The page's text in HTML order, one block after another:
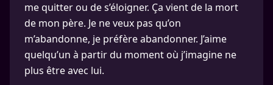
me quitter ou de s’éloigner. Ça vient de la mort
de mon père. Je ne veux pas qu’on
m’abandonne, je préfère abandonner. J’aime
quelqu’un à partir du moment où j’imagine ne
plus être avec lui.